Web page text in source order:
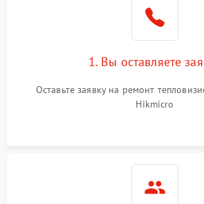
1. Вы оставляете
Оставьте заявку на ремонт
Hikmicro